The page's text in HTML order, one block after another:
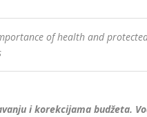
of health and
i korekcijama budžeta.